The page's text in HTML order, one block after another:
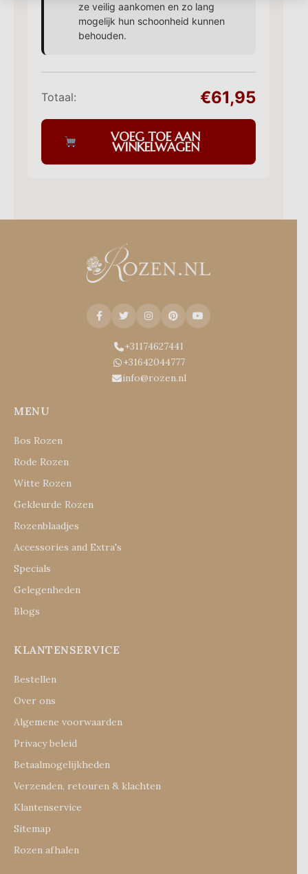
ze veilig aankomen en zo lang
mogelijk hun schoonheid kunnen
behouden.
Totaal: €61,95
VOEG TOE AAN
WINKELWAGEN
+31174627441
+31642044777
info@rozen.nl
MENU
Bos Rozen
Rode Rozen
Witte Rozen
Gekleurde Rozen
Rozenblaadjes
Accessories and Extra's
Specials
Gelegenheden
Blogs
KLANTENSERVICE
Bestellen
Over ons
Algemene voorwaarden
Privacy beleid
Betaalmogelijkheden
Verzenden, retouren & klachten
Klantenservice
Sitemap
Rozen afhalen